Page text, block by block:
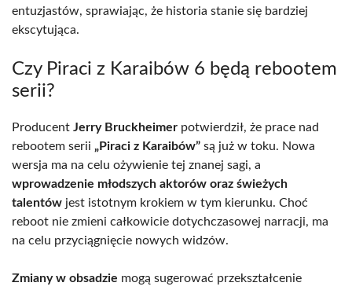
entuzjastów, sprawiając, że historia stanie się bardziej
ekscytująca.
Czy Piraci z Karaibów 6 będą rebootem
serii?
Producent Jerry Bruckheimer potwierdził, że prace nad
rebootem serii „Piraci z Karaibów” są już w toku. Nowa
wersja ma na celu ożywienie tej znanej sagi, a
wprowadzenie młodszych aktorów oraz świeżych
talentów jest istotnym krokiem w tym kierunku. Choć
reboot nie zmieni całkowicie dotychczasowej narracji, ma
na celu przyciągnięcie nowych widzów.
Zmiany w obsadzie mogą sugerować przekształcenie